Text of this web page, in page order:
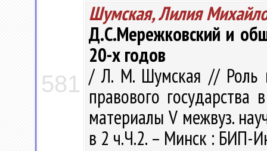
581
Шумская, Лилия
Д.С.Мережковский и
20-х годов
/ Л. М. Шумская // Роль
правового
материалы V межвуз.
в 2 ч.Ч.2. – Минск : БИП-